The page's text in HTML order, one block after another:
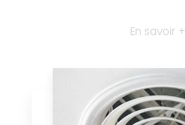
En savoir +